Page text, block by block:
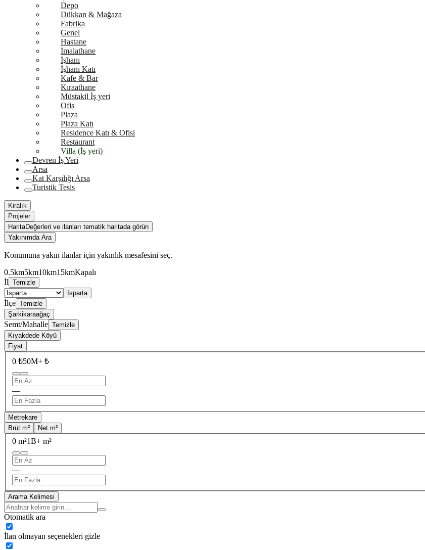
Depo
Dükkan & Mağaza
Fabrika
Genel
Hastane
İmalathane
İşhanı
İşhanı Katı
Kafe & Bar
Kıraathane
Müstakil İş yeri
Ofis
Plaza
Plaza Katı
Residence Katı & Ofisi
Restaurant
Villa (İş yeri)
Devren İş Yeri
Arsa
Kat Karşılığı Arsa
Turistik Tesis
Kiralık
Projeler
HaritaDeğerleri ve ilanları tematik haritada görün
Yakınımda Ara
Konumuna yakın ilanlar için yakınlık mesafesini seç.
0.5km5km10km15kmKapalı
İl Temizle
Isparta
İlçe Temizle
Şarkikaraağaç
Semt/Mahalle Temizle
Kıyakdede Köyü
Fiyat
0 ₺50M+ ₺
—
Metrekare
Brüt m²
Net m²
0 m²1B+ m²
—
Arama Kelimesi
Otomatik ara
İlan olmayan seçenekleri gizle